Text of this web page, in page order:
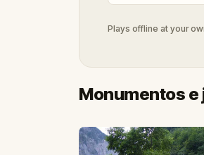
Plays offline at your
Monumentos